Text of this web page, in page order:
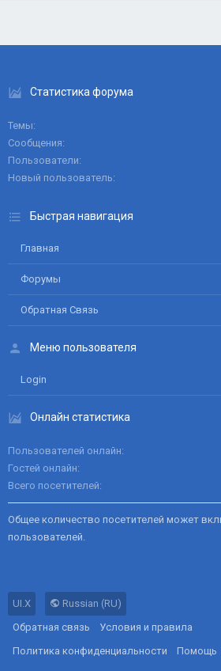
Статистика форума
Темы
Сообщения
Пользователи
Новый пользователь
Быстрая навигация
Главная
Форумы
Обратная Связь
Меню пользователя
Login
Онлайн статистика
Пользователей онлайн
Гостей онлайн
Всего посетителей
Общее количество посетителей может
пользователей.
UI.X
Russian (RU)
Обратная связь
Условия и правила
Политика конфиденциальности
Помощь